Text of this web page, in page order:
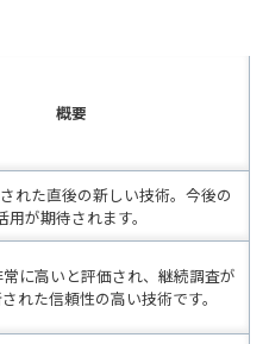
概要
れた直後の新しい技術。今後の
用が期待されます。
に高いと評価され、継続調査が
れた信頼性の高い技術です。